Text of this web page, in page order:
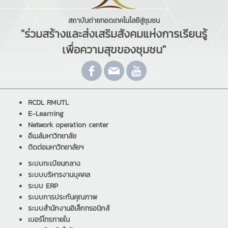
สถาบันถ่ายทอดเทคโนโลยีสู่ชุมชน
"ร่วมสร้างและส่งเสริมสังคมแห่งการเรียนรู้
เพื่อความสุขของชุมชน"
RCDL RMUTL
E-Learning
Network operation center
อีเมล์มหาวิทยาลัย
ติดต่อมหาวิทยาลัยฯ
ระบบทะเบียนกลาง
ระบบบริหารงานบุคคล
ระบบ ERP
ระบบการประกันคุณภาพ
ระบบสำนักงานอิเล็กทรอนิกส์
เบอร์โทรภายใน